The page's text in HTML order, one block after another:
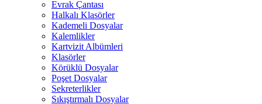
Evrak Çantası
Halkalı Klasörler
Kademeli Dosyalar
Kalemlikler
Kartvizit Albümleri
Klasörler
Körüklü Dosyalar
Poşet Dosyalar
Sekreterlikler
Sıkıştırmalı Dosyalar